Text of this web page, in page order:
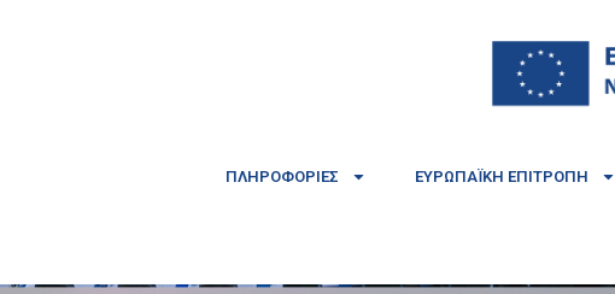
ΠΛΗΡΟΦΟΡΊΕΣ ΕΥΡΩΠΑΪΚΉ ΕΠΙΤΡΟΠΉ